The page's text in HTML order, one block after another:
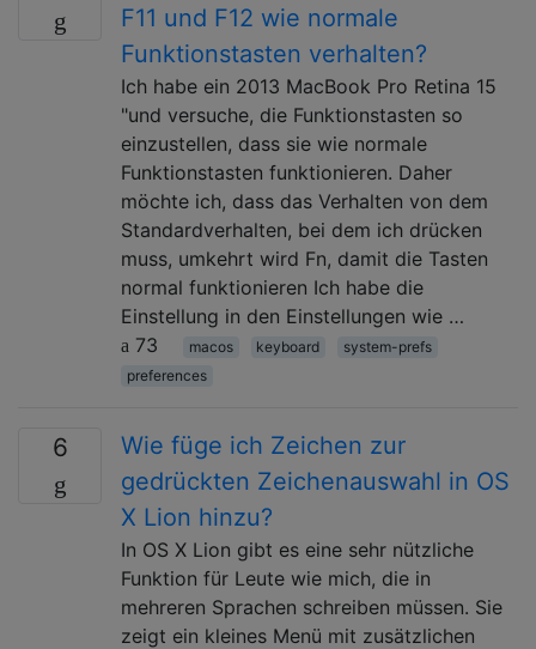
F11 und F12 wie normale
Funktionstasten verhalten?
Ich habe ein 2013 MacBook Pro Retina 15
"und versuche, die Funktionstasten so
einzustellen, dass sie wie normale
Funktionstasten funktionieren. Daher
möchte ich, dass das Verhalten von dem
Standardverhalten, bei dem ich drücken
muss, umkehrt wird Fn, damit die Tasten
normal funktionieren Ich habe die
Einstellung in den Einstellungen wie …
73
macos keyboard
system-prefs
preferences
6
Wie füge ich Zeichen zur
gedrückten Zeichenauswahl in OS
X Lion hinzu?
In OS X Lion gibt es eine sehr nützliche
Funktion für Leute wie mich, die in
mehreren Sprachen schreiben müssen. Sie
zeigt ein kleines Menü mit zusätzlichen